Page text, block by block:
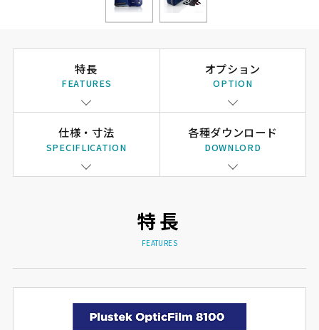
特長
FEATURES
オプション
OPTION
仕様・寸法
SPECIFLICATION
各種ダウンロード
DOWNLORD
特長
FEATURES